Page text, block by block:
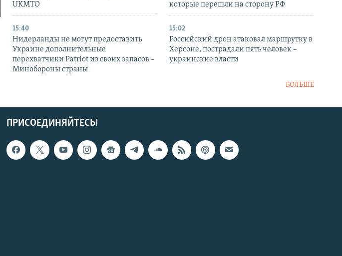
UKMTO
которые перешли на сторону РФ
15:40
Нидерланды не могут предоставить
Украине дополнительные
перехватчики Patriot из своих запасов –
Минобороны страны
15:02
Российский дрон атаковал маршрутку в
Херсоне, пострадали пять человек –
украинские власти
БОЛЬШЕ
ПРИСОЕДИНЯЙТЕСЬ!